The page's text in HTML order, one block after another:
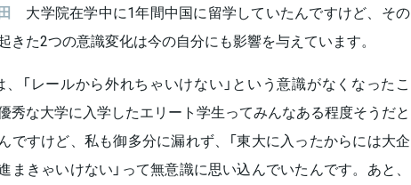
大学院在学中に1年間中国に留学していたんですけど、その
きた2つの意識変化は今の自分にも影響を与えています。
、「レールから外れちゃいけない」という意識がなくなったこ
秀な大学に入学したエリート学生ってみんなある程度そうだと
ですけど、私も御多分に漏れず、「東大に入ったからには大企
まきゃいけない」って無意識に思い込んでいたんです。あと、